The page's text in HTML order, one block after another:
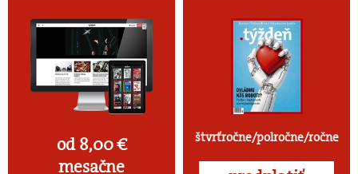
od 8,00 €
mesačne
štvrťročne/polročne/ročne